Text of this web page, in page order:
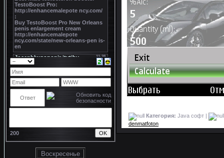
200
Воскресенье
Категория: Java софт |
denmatfoton